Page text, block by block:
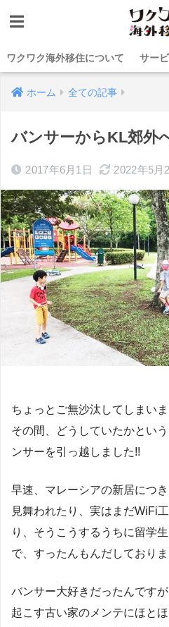
ワクワク海外移住について サー
ホーム 全ての記事
バンサーからKL郊外
2017年6月1日 2022年5月
ちょっとご無沙汰してしまいま
その間、どうしていたかとい
ンサーを引っ越しました!!
早速、マレーシアの新居につ
見舞われたり、実はまだWiFi
り、そうこうするうちに留学
で、すったんもんだしておりま
バンサー大好きだったんです
起こす古い家のメンテにほと